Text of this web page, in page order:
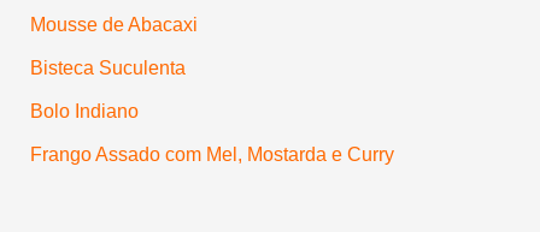
r
:
Mousse de Abacaxi
Bisteca Suculenta
Bolo Indiano
Frango Assado com Mel, Mostarda e Curry